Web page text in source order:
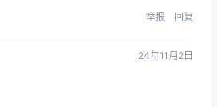
举报 回复
24年11月2日